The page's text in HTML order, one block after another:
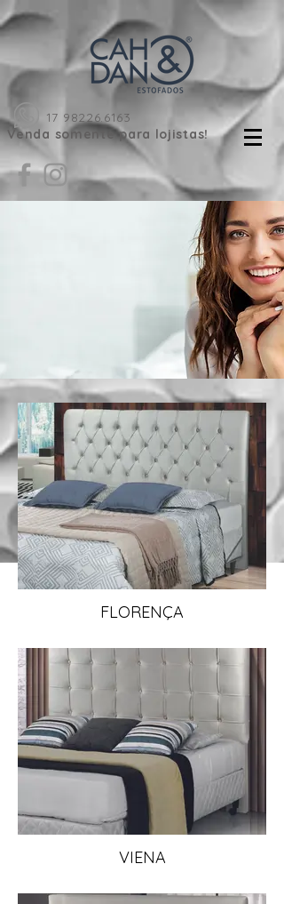
17 98226.6163
Venda somente para lojistas!
CABECEIRAS
FLORENÇA
VIENA